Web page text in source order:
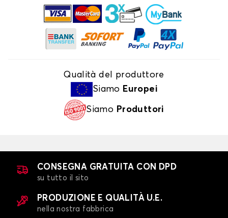
Qualità del produttore
Siamo Europei
Siamo Produttori
CONSEGNA GRATUITA CON DPD
su tutto il sito
PRODUZIONE E QUALITÀ U.E.
nella nostra fabbrica